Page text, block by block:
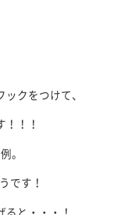
クをつけて、
！！
。
です！
と・・・！